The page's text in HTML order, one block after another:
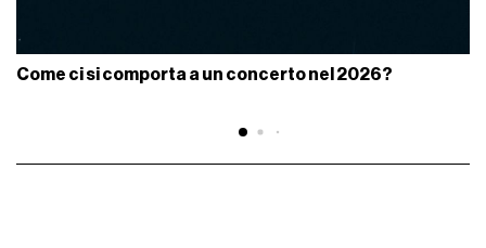
Come ci si comporta a un concerto nel 2026?